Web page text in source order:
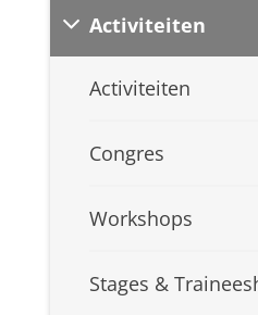
Activiteiten
Activiteiten
Congres
Workshops
Stages &